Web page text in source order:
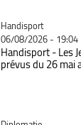
Catégorie
Handisport
06/08/2026 - 19:04
Handisport - Les
prévus du 26 mai